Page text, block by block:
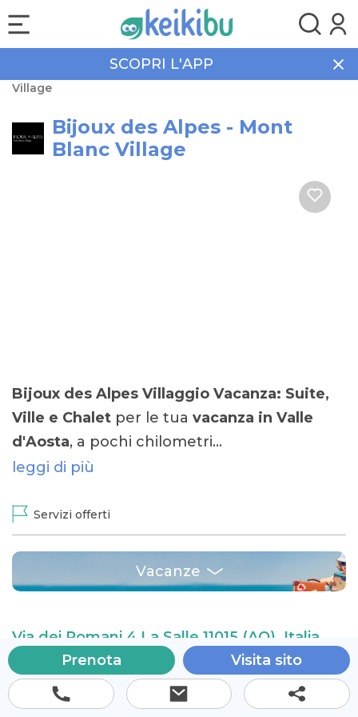
SCOPRI L'APP
Vacanze
Bijoux des Alpes - Mont Blanc
Village
Bijoux des Alpes - Mont
Blanc Village
Bijoux des Alpes Villaggio Vacanza: Suite,
Ville e Chalet per le tua vacanza in Valle
d'Aosta, a pochi chilometri…
leggi di più
Servizi offerti
Vacanze
Via dei Romani 4 La Salle 11015 (AO), Italia
Prenota
Visita sito